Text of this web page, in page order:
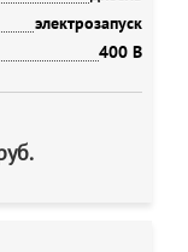
электрозапуск
400 В